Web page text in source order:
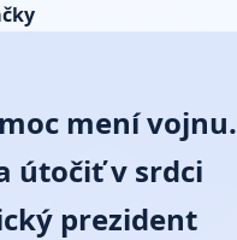
mení vojnu.
útočiť v srdci
prezident